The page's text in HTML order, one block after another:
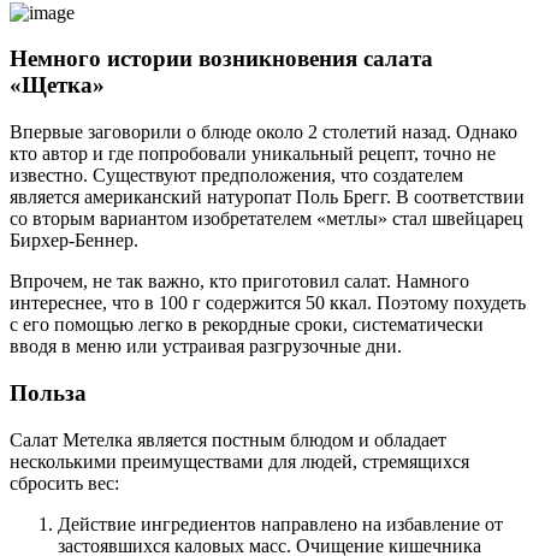
Немного истории возникновения салата
«Щетка»
Впервые заговорили о блюде около 2 столетий назад. Однако
кто автор и где попробовали уникальный рецепт, точно не
известно. Существуют предположения, что создателем
является американский натуропат Поль Брегг. В соответствии
со вторым вариантом изобретателем «метлы» стал швейцарец
Бирхер-Беннер.
Впрочем, не так важно, кто приготовил салат. Намного
интереснее, что в 100 г содержится 50 ккал. Поэтому похудеть
с его помощью легко в рекордные сроки, систематически
вводя в меню или устраивая разгрузочные дни.
Польза
Салат Метелка является постным блюдом и обладает
несколькими преимуществами для людей, стремящихся
сбросить вес:
Действие ингредиентов направлено на избавление от
застоявшихся каловых масс. Очищение кишечника